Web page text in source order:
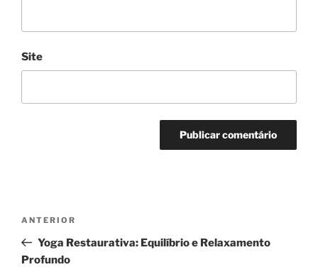
Site
Post
Post
anterior
ANTERIOR
Yoga Restaurativa: Equilíbrio e Relaxamento
Profundo